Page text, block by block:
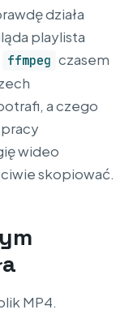
działa
playlista
ffmpeg czasem
a czego
wideo
skopiować.
MP4.